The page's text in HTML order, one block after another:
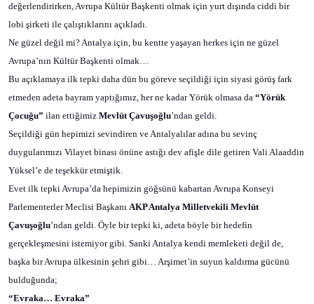
değerlendirirken, Avrupa Kültür Başkenti olmak için yurt dışında ciddi bir
lobi şirketi ile çalıştıklarını açıkladı.
Ne güzel değil mi? Antalya için, bu kentte yaşayan herkes için ne güzel
Avrupa’nın Kültür Başkenti olmak…
Bu açıklamaya ilk tepki daha dün bu göreve seçildiği için siyasi görüş fark
etmeden adeta bayram yaptığımız, her ne kadar Yörük olmasa da “Yörük
Çocuğu” ilan ettiğimiz Mevlüt Çavuşoğlu’ndan geldi.
Seçildiği gün hepimizi sevindiren ve Antalyalılar adına bu sevinç
duygularımızı Vilayet binası önüne astığı dev afişle dile getiren Vali Alaaddin
Yüksel’e de teşekkür etmiştik.
Evet ilk tepki Avrupa’da hepimizin göğsünü kabartan Avrupa Konseyi
Parlementerler Meclisi Başkanı AKP Antalya Milletvekili Mevlüt
Çavuşoğlu’ndan geldi. Öyle bir tepki ki, adeta böyle bir hedefin
gerçekleşmesini istemiyor gibi. Sanki Antalya kendi memleketi değil de,
başka bir Avrupa ülkesinin şehri gibi… Arşimet’in suyun kaldırma gücünü
bulduğunda;
“Evraka… Evraka”